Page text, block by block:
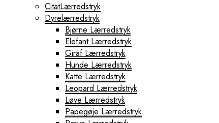
CitatLærredstryk
Dyrelærredstryk
Bjørne Lærredstryk
Elefant Lærredstryk
Giraf Lærredstryk
Hunde Lærredstryk
Katte Lærredstryk
Leopard Lærredstryk
Løve Lærredstryk
Papegøje Lærredstryk